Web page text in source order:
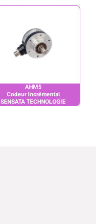
AHM5
Codeur Incrémental
SENSATA TECHNOLOGIE